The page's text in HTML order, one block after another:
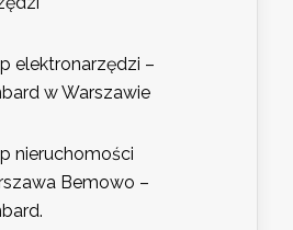
elektronarzędzi –
w Warszawie
nieruchomości
Bemowo –